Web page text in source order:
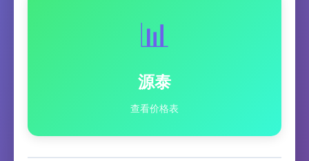
📊
源泰
查看价格表